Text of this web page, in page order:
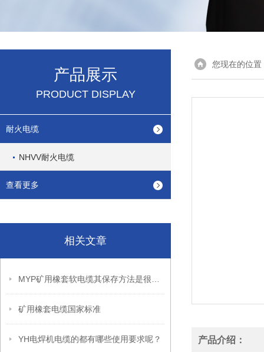
产品展示
PRODUCT DISPLAY
耐火电缆
NHVV耐火电缆
查看更多
相关文章
矿用橡套电缆国家标准
YH电焊机电缆的都有哪些使用要求呢？
您现在的位置
产品介绍：